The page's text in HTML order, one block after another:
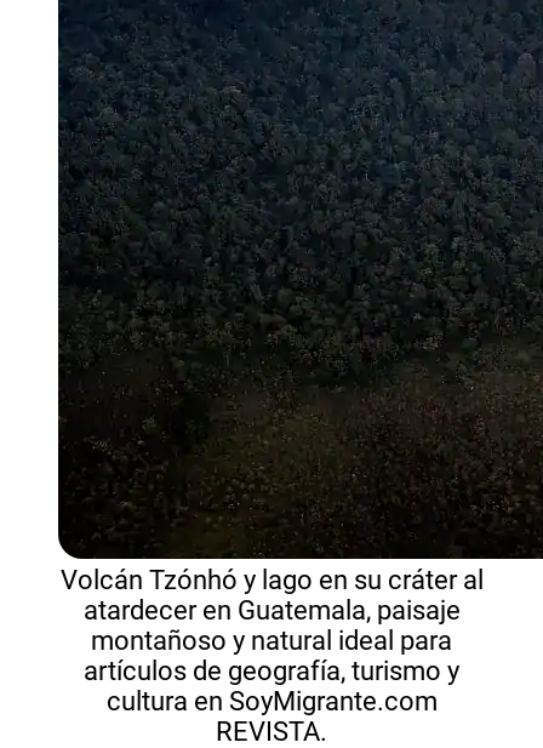
Volcán Tzónhó y lago en su cráter al
atardecer en Guatemala, paisaje
montañoso y natural ideal para
artículos de geografía, turismo y
cultura en SoyMigrante.com
REVISTA.